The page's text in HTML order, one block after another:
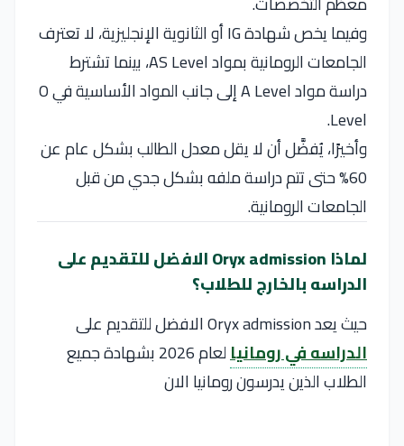
وفيما يخص شهادة IG أو الثانوية الإنجليزية، لا تعترف
الجامعات الرومانية بمواد AS Level، بينما تشترط
دراسة مواد A Level إلى جانب المواد الأساسية في O
Level.
وأخيرًا، يُفضَّل أن لا يقل معدل الطالب بشكل عام عن
60% حتى تتم دراسة ملفه بشكل جدي من قبل
الجامعات الرومانية.
لماذا Oryx admission الافضل للتقديم على
الدراسه بالخارج للطلاب؟
حيث يعد Oryx admission الافضل للتقديم على
الدراسه في رومانيا
لعام 2026 بشهادة جميع
الطلاب الذين يدرسون رومانيا الان